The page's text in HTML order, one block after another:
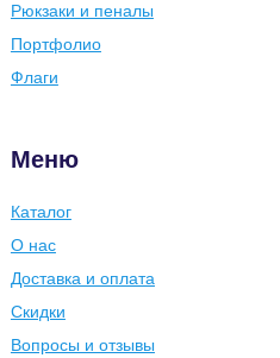
Рюкзаки и пеналы
Портфолио
Флаги
Меню
Каталог
О нас
Доставка и оплата
Скидки
Вопросы и отзывы